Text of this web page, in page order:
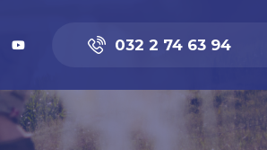
032 2 74 63 94